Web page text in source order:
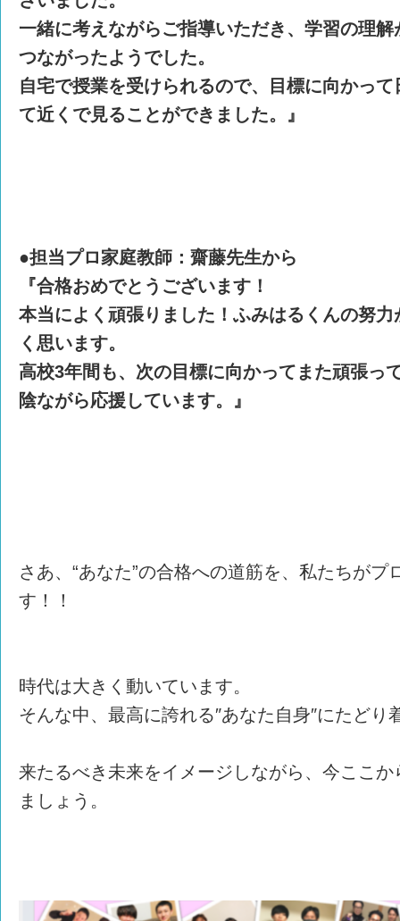
一緒に考えながらご指導いただき、学習の理
つながったようでした。
自宅で授業を受けられるので、目標に向かっ
て近くで見ることができました。』
●担当プロ家庭教師：齋藤先生から
『合格おめでとうございます！
本当によく頑張りました！ふみはるくんの努
く思います。
高校3年間も、次の目標に向かってまた頑張っ
陰ながら応援しています。』
さあ、“あなた”の合格への道筋を、私たちがプ
す！！
時代は大きく動いています。
そんな中、最高に誇れる″あなた自身″にたどり
来たるべき未来をイメージしながら、今ここ
ましょう。